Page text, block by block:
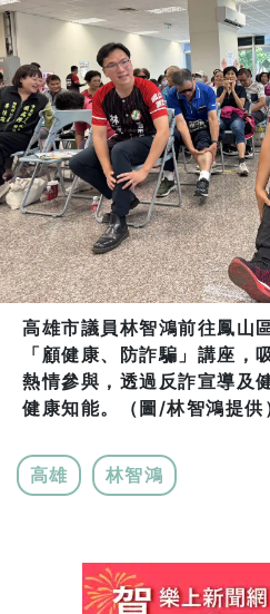
高雄市議員林智鴻前往鳳山
「顧健康、防詐騙」講座
熱情參與，透過反詐宣導及
健康知能。（圖/林智鴻提供
高雄 林智鴻